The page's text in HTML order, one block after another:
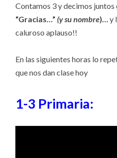
Contamos 3 y decimos juntos
“Gracias…”(y su nombre)…
y
caluroso aplauso!!
En las siguientes horas lo
que nos dan clase hoy
1-3 Primaria: